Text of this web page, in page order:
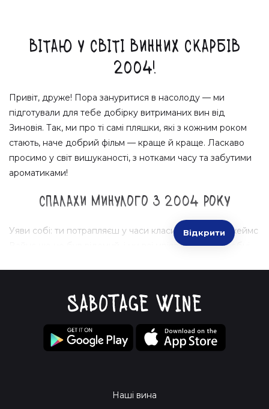
Вітаю у світі винних скарбів
2004!
Привіт, друже! Пора зануритися в насолоду — ми
підготували для тебе добірку витриманих вин від
Зиновія. Так, ми про ті самі пляшки, які з кожним роком
стають, наче добрий фільм — краще й краще. Ласкаво
просимо у світ вишуканості, з нотками часу та забутими
ароматиками!
Спалахи минулого з 2004 року
Уяви собі: ти потрапляєш у часи класитики, коли Джеймс
Вайнс ще не був відомий, і ми всі мріяли про виноробні
вечір у маленьке свято.
Що повинно бути в твоєму кошику?
і спецій. Настільки ж інтригуюче, як фінал улюбленого
Відкрити
Наші вина